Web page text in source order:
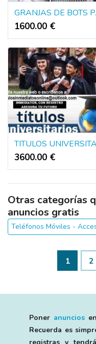
1600.00 €
3600.00 €
Otras categorías
anuncios gratis
Teléfonos Móviles -
1 2
Poner anuncios
Recuerda es